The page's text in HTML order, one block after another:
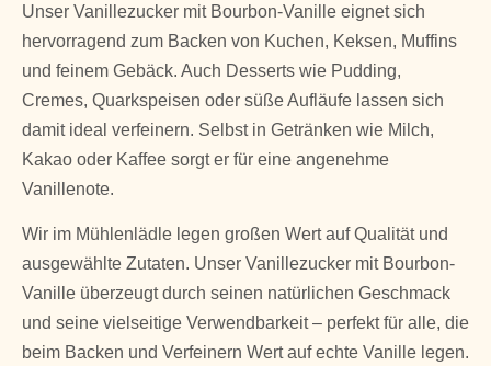
Unser Vanillezucker mit Bourbon-Vanille eignet sich
hervorragend zum Backen von Kuchen, Keksen, Muffins
und feinem Gebäck. Auch Desserts wie Pudding,
Cremes, Quarkspeisen oder süße Aufläufe lassen sich
damit ideal verfeinern. Selbst in Getränken wie Milch,
Kakao oder Kaffee sorgt er für eine angenehme
Vanillenote.
Wir im Mühlenlädle legen großen Wert auf Qualität und
ausgewählte Zutaten. Unser Vanillezucker mit Bourbon-
Vanille überzeugt durch seinen natürlichen Geschmack
und seine vielseitige Verwendbarkeit – perfekt für alle, die
beim Backen und Verfeinern Wert auf echte Vanille legen.